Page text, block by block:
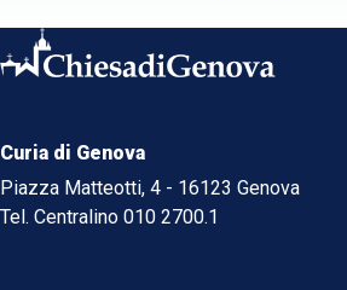
Curia di Genova
Piazza Matteotti, 4 - 16123 Genova
Tel. Centralino 010 2700.1